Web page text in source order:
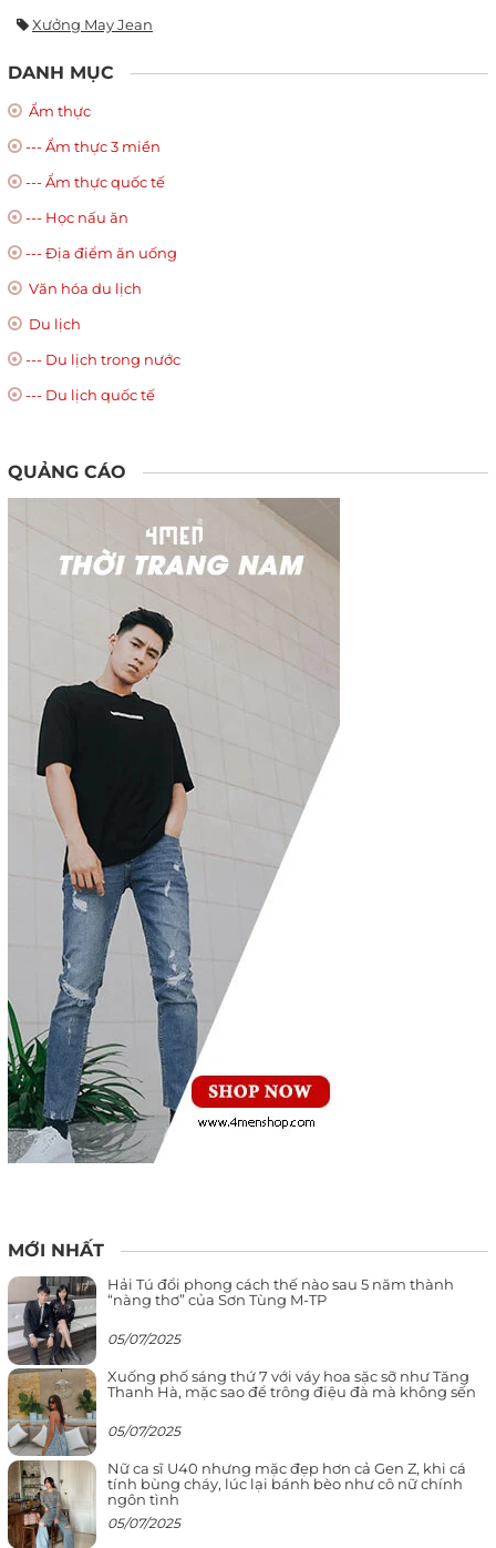
Xưởng May Jean
DANH MỤC
Ẩm thực
--- Ẩm thực 3 miền
--- Ẩm thực quốc tế
--- Học nấu ăn
--- Địa điểm ăn uống
Văn hóa du lịch
Du lịch
--- Du lịch trong nước
--- Du lịch quốc tế
QUẢNG CÁO
MỚI NHẤT
Hải Tú đổi phong cách thế nào sau 5 năm thành
“nàng thơ” của Sơn Tùng M-TP
05/07/2025
Xuống phố sáng thứ 7 với váy hoa sặc sỡ như Tăng
Thanh Hà, mặc sao để trông điệu đà mà không sến
05/07/2025
Nữ ca sĩ U40 nhưng mặc đẹp hơn cả Gen Z, khi cá
tính bùng cháy, lúc lại bánh bèo như cô nữ chính
ngôn tình
05/07/2025